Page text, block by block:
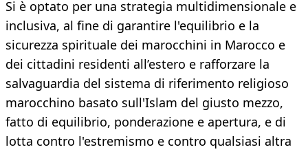
Si è optato per una strategia multidimensionale e
inclusiva, al fine di garantire l'equilibrio e la
sicurezza spirituale dei marocchini in Marocco e
dei cittadini residenti all’estero e rafforzare la
salvaguardia del sistema di riferimento religioso
marocchino basato sull'Islam del giusto mezzo,
fatto di equilibrio, ponderazione e apertura, e di
lotta contro l'estremismo e contro qualsiasi altra